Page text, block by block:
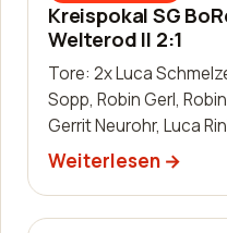
Kreispokal SG
Welterod II 2:1
Tore: 2x Luca Schmelzeisen Es
Sopp, Robin Gerl,
Gerrit Neurohr, Luca
Manuel Häuser, Lukas
Weiterlesen